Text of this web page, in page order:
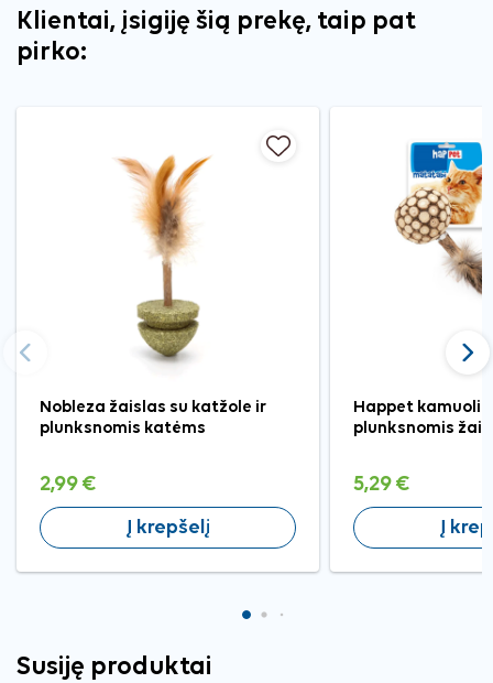
Klientai, įsigiję šią prekę, taip pat
pirko:
Nobleza žaislas su katžole ir
plunksnomis katėms
2,99 €
Į krepšelį
Happet
plunksnomis
5,29 €
Į
Ankstesnis
Susiję produktai